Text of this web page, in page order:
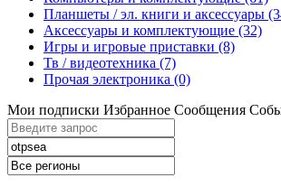
Планшеты / эл. книги и аксессуары
Аксессуары и комплектующие (32)
Игры и игровые приставки (8)
Тв / видеотехника (7)
Прочая электроника (0)
Мои подписки Избранное Сообщения